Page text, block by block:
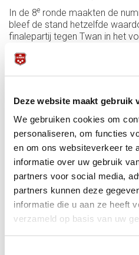
Deze website maakt gebruik
We gebruiken cookies om
personaliseren, om functies
en om ons websiteverkeer te
informatie over uw gebruik
partners voor social media,
partners kunnen deze
informatie die u aan ze heeft
verzameld op basis van uw
In de 8e ronde maakten de
bleef de stand hetzelfde
finalepartij tegen Twan in het
In de laatste ronde moest dus
de titel te behalen. Na een
Nadat hij daarna nog een serie
de partij in winst om te zetten.